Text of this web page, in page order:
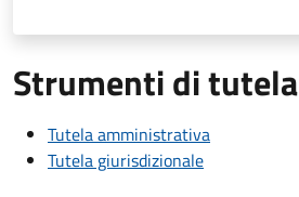
Strumenti di tutela
Tutela amministrativa
Tutela giurisdizionale